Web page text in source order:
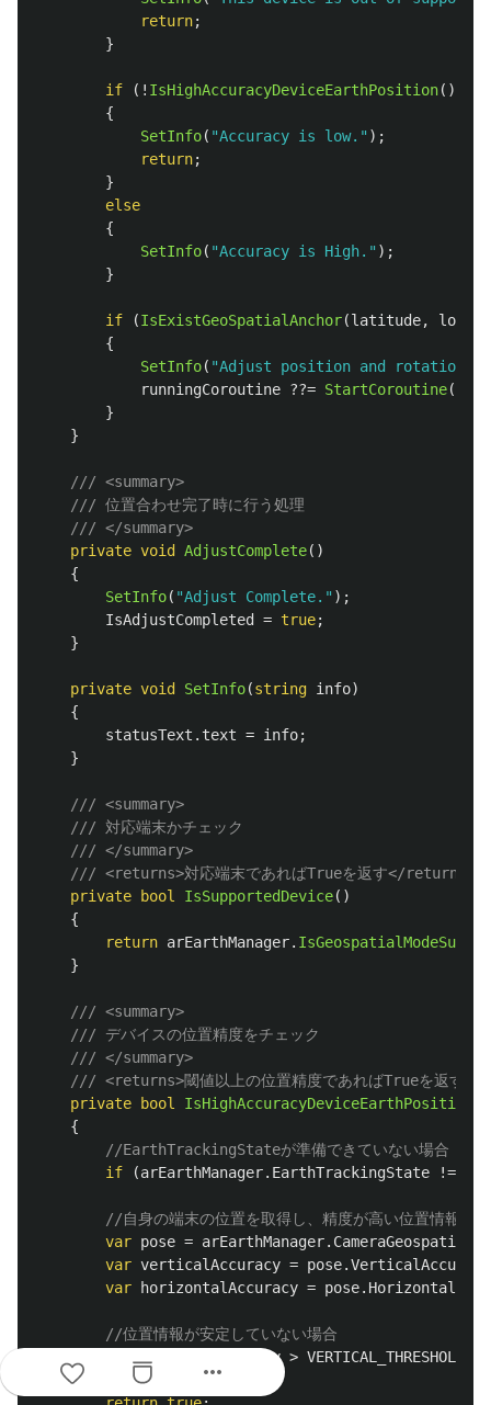
return;
}
if (! IsHighAccuracyDeviceEarthPosition())
{
SetInfo( "Accuracy is low." );
return;
}
else
{
SetInfo( "Accuracy is High." );
}
if (IsExistGeoSpatialAnchor(latitude,
{
SetInfo( "Adjust position and rotation."
runningCoroutine ??= StartCoroutine(
}
}
/// <summary>
/// 位置合わせ完了時に行う処理
/// </summary>
private void AdjustComplete()
{
SetInfo( "Adjust Complete." );
IsAdjustCompleted
= true;
}
private void SetInfo(string info)
{
statusText . text = info;
}
/// <summary>
/// 対応端末かチェック
/// </summary>
/// <returns>対応端末であればTrueを返す</returns>
private
bool IsSupportedDevice()
{
return arEarthManager.
}
/// <summary>
/// デバイスの位置精度をチェック
/// </summary>
/// <returns>閾値以上の位置精度であればTrueを返す
private
bool IsHighAccuracyDeviceEarthPosition
{
//EarthTrackingStateが準備できていない場合
if
(arEarthManager. EarthTrackingState !=
//自身の端末の位置を取得し、精度が高い位置情報が
var pose = arEarthManager.
var verticalAccuracy = pose.VerticalAccuracy
var
horizontalAccuracy = pose.
//位置情報が安定していない場合
(verticalAccuracy > VERTICAL_THRESHOLD
more_horiz